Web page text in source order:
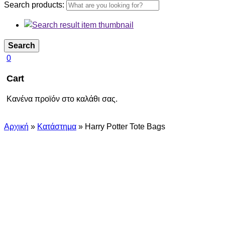
Search products:
Search
0
Cart
Κανένα προϊόν στο καλάθι σας.
Αρχική » Κατάστημα » Harry Potter Tote Bags